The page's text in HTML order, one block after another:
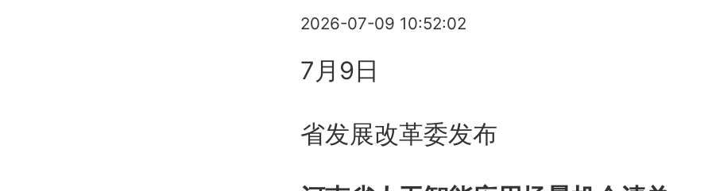
2026-07-09 10:52:02
7月9日
省发展改革委发布